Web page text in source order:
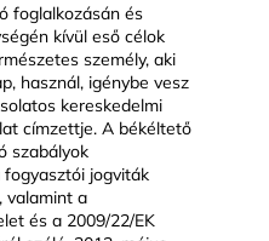
foglalkozásán és
kívül eső célok
személy, aki
használ, igénybe vesz
kereskedelmi
címzettje. A békéltető
szabályok
fogyasztói jogviták
valamint a
és a 2009/22/EK